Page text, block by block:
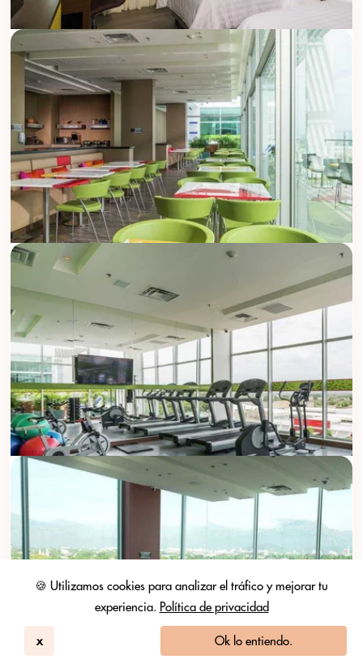
🍪 Utilizamos cookies para analizar el tráfico y mejorar tu
experiencia. Política de privacidad
x Ok lo entiendo.